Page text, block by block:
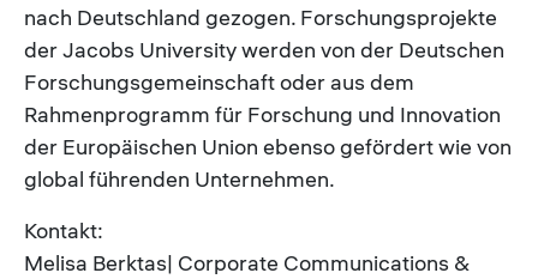
nach Deutschland gezogen. Forschungsprojekte
der Jacobs University werden von der Deutschen
Forschungsgemeinschaft oder aus dem
Rahmenprogramm für Forschung und Innovation
der Europäischen Union ebenso gefördert wie von
global führenden Unternehmen.
Kontakt:
Melisa Berktas| Corporate Communications &